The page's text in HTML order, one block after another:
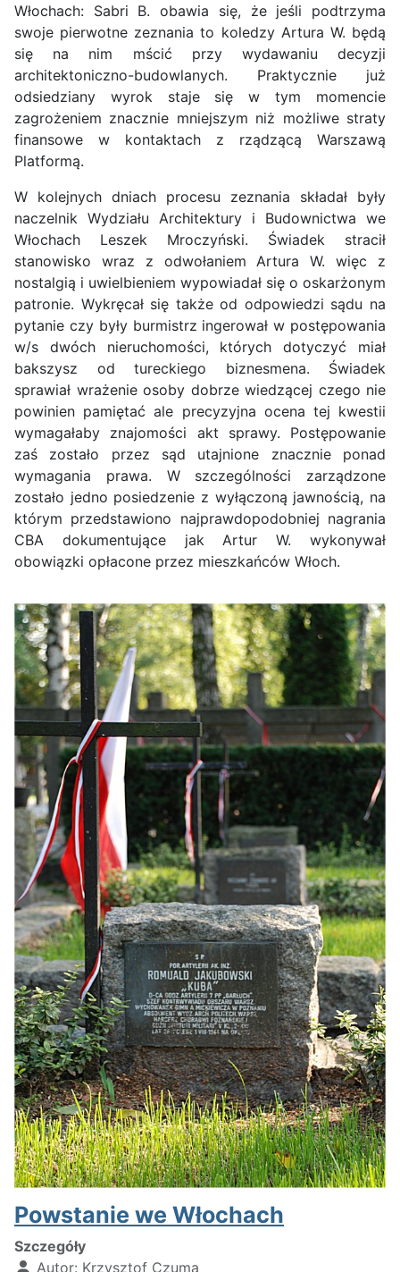
Włochach: Sabri B. obawia się, że jeśli podtrzyma
swoje pierwotne zeznania to koledzy Artura W. będą
się na nim mścić przy wydawaniu decyzji
architektoniczno-budowlanych. Praktycznie już
odsiedziany wyrok staje się w tym momencie
zagrożeniem znacznie mniejszym niż możliwe straty
finansowe w kontaktach z rządzącą Warszawą
Platformą.
W kolejnych dniach procesu zeznania składał były
naczelnik Wydziału Architektury i Budownictwa we
Włochach Leszek Mroczyński. Świadek stracił
stanowisko wraz z odwołaniem Artura W. więc z
nostalgią i uwielbieniem wypowiadał się o oskarżonym
patronie. Wykręcał się także od odpowiedzi sądu na
pytanie czy były burmistrz ingerował w postępowania
w/s dwóch nieruchomości, których dotyczyć miał
bakszysz od tureckiego biznesmena. Świadek
sprawiał wrażenie osoby dobrze wiedzącej czego nie
powinien pamiętać ale precyzyjna ocena tej kwestii
wymagałaby znajomości akt sprawy. Postępowanie
zaś zostało przez sąd utajnione znacznie ponad
wymagania prawa. W szczególności zarządzone
zostało jedno posiedzenie z wyłączoną jawnością, na
którym przedstawiono najprawdopodobniej nagrania
CBA dokumentujące jak Artur W. wykonywał
obowiązki opłacone przez mieszkańców Włoch.
Powstanie we Włochach
Szczegóły
Autor: Krzysztof Czuma